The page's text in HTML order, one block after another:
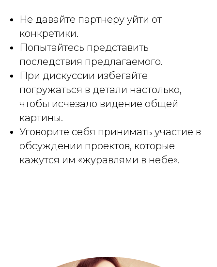
Не давайте партнеру уйти от
конкретики.
Попытайтесь представить
последствия предлагаемого.
При дискуссии избегайте
погружаться в детали настолько,
чтобы исчезало видение общей
картины.
Уговорите себя принимать участие в
обсуждении проектов, которые
кажутся им «журавлями в небе».